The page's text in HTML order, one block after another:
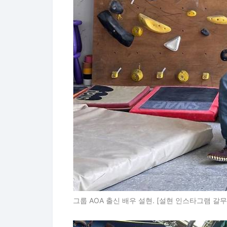
그룹 AOA 출신 배우 설현. [설현 인스타그램 갈